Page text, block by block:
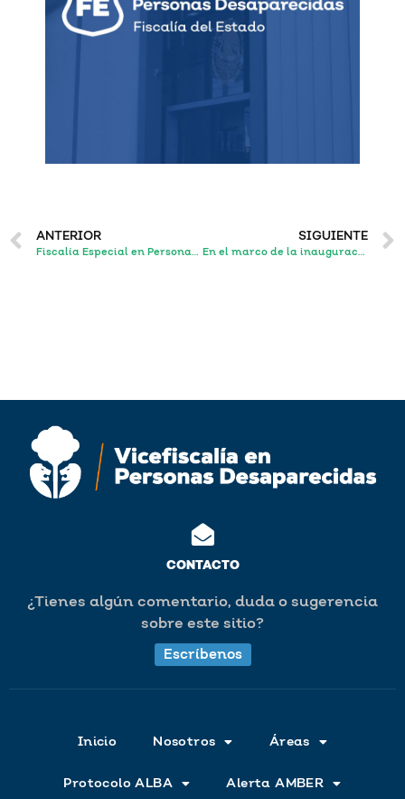
ANTERIOR
Fiscalía Especial en Personas Desaparecidas informó a más de 9 mil personas la campaña modo alerta en Talent Land 2023
SIGUIENTE
En el marco de la inauguración de Talent Land 2023, FEPD presenta campaña Modo Alerta para prevenir la desaparición de adolescentes en Jalisco
CONTACTO
¿Tienes algún comentario, duda o sugerencia
sobre este sitio?
Escríbenos
Inicio Nosotros Áreas
Protocolo ALBA Alerta AMBER